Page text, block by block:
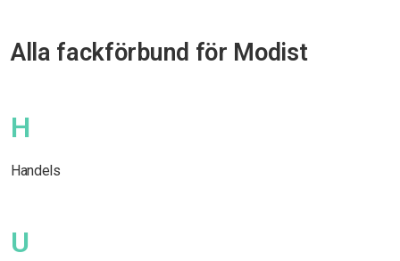
Alla fackförbund för Modist
H
Handels
U